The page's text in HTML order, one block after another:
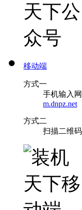
移动端
方式一
手机输入
m.dnpz.net
方式二
扫描二维码